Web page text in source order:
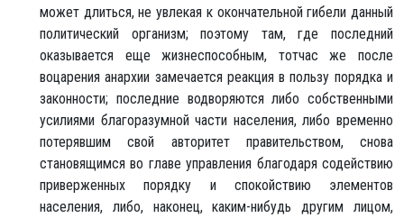
может длиться, не увлекая к окончательной гибели данный
политический организм; поэтому там, где последний
оказывается еще жизнеспособным, тотчас же после
воцарения анархии замечается реакция в пользу порядка и
законности; последние водворяются либо собственными
усилиями благоразумной части населения, либо временно
потерявшим свой авторитет правительством, снова
становящимся во главе управления благодаря содействию
приверженных порядку и спокойствию элементов
населения, либо, наконец, каким-нибудь другим лицом,